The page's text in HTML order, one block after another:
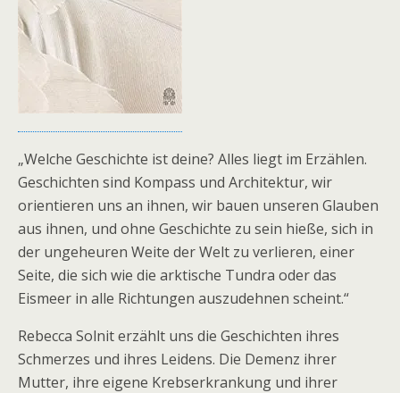
„Welche Geschichte ist deine? Alles liegt im Erzählen.
Geschichten sind Kompass und Architektur, wir
orientieren uns an ihnen, wir bauen unseren Glauben
aus ihnen, und ohne Geschichte zu sein hieße, sich in
der ungeheuren Weite der Welt zu verlieren, einer
Seite, die sich wie die arktische Tundra oder das
Eismeer in alle Richtungen auszudehnen scheint.“
Rebecca Solnit erzählt uns die Geschichten ihres
Schmerzes und ihres Leidens. Die Demenz ihrer
Mutter, ihre eigene Krebserkrankung und ihrer